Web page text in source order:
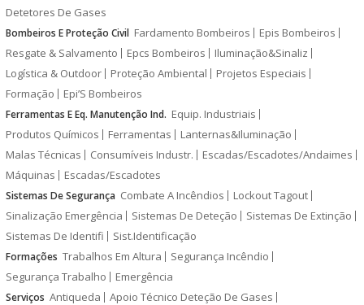
Detetores De Gases
Bombeiros E Proteção Civil Fardamento Bombeiros
Epis Bombeiros
Resgate & Salvamento
Epcs Bombeiros
Iluminação&Sinaliz
Logística & Outdoor
Proteção Ambiental
Projetos Especiais
Formação
Epi’S Bombeiros
Ferramentas E Eq. Manutenção Ind. Equip. Industriais
Produtos Químicos
Ferramentas
Lanternas&Iluminação
Malas Técnicas
Consumíveis Industr.
Escadas/Escadotes/Andaimes
Máquinas
Escadas/Escadotes
Sistemas De Segurança Combate A Incêndios
Lockout Tagout
Sinalização Emergência
Sistemas De Deteção
Sistemas De Extinção
Sistemas De Identifi
Sist.Identificação
Formações Trabalhos Em Altura
Segurança Incêndio
Segurança Trabalho
Emergência
Serviços Antiqueda
Apoio Técnico Deteção De Gases